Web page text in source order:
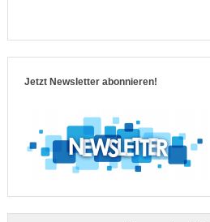
Jetzt Newsletter abonnieren!